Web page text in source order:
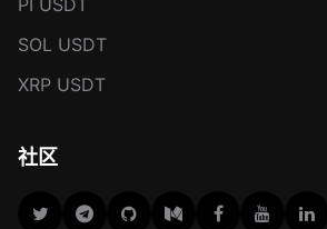
社区
PI USDT
SOL USDT
XRP USDT